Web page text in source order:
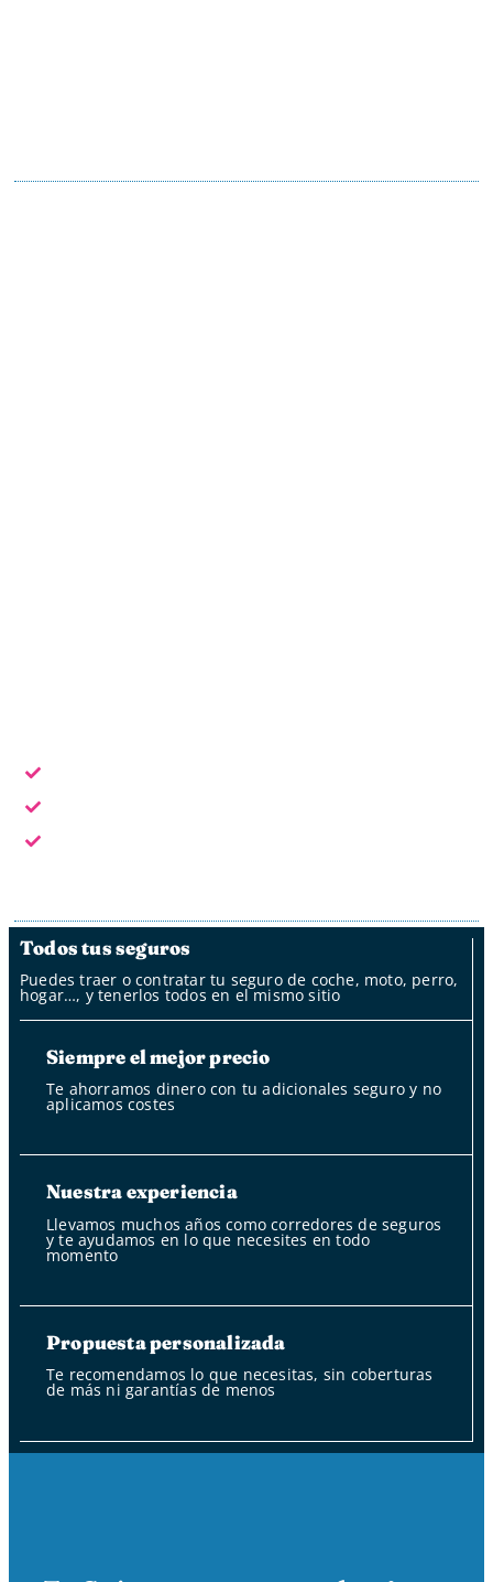
Todos tus seguros
Puedes traer o contratar tu seguro de coche, moto, perro,
hogar…, y tenerlos todos en el mismo sitio
Siempre el mejor precio
Te ahorramos dinero con tu adicionales seguro y no
aplicamos costes
Nuestra experiencia
Llevamos muchos años como corredores de seguros
y te ayudamos en lo que necesites en todo
momento
Propuesta personalizada
Te recomendamos lo que necesitas, sin coberturas
de más ni garantías de menos